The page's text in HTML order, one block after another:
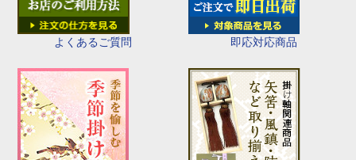
よくあるご質問 即応対応商品